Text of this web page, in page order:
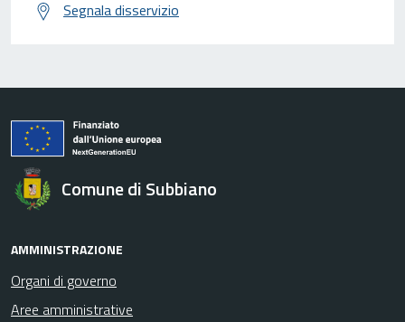
Segnala disservizio
Comune di Subbiano
AMMINISTRAZIONE
Organi di governo
Aree amministrative